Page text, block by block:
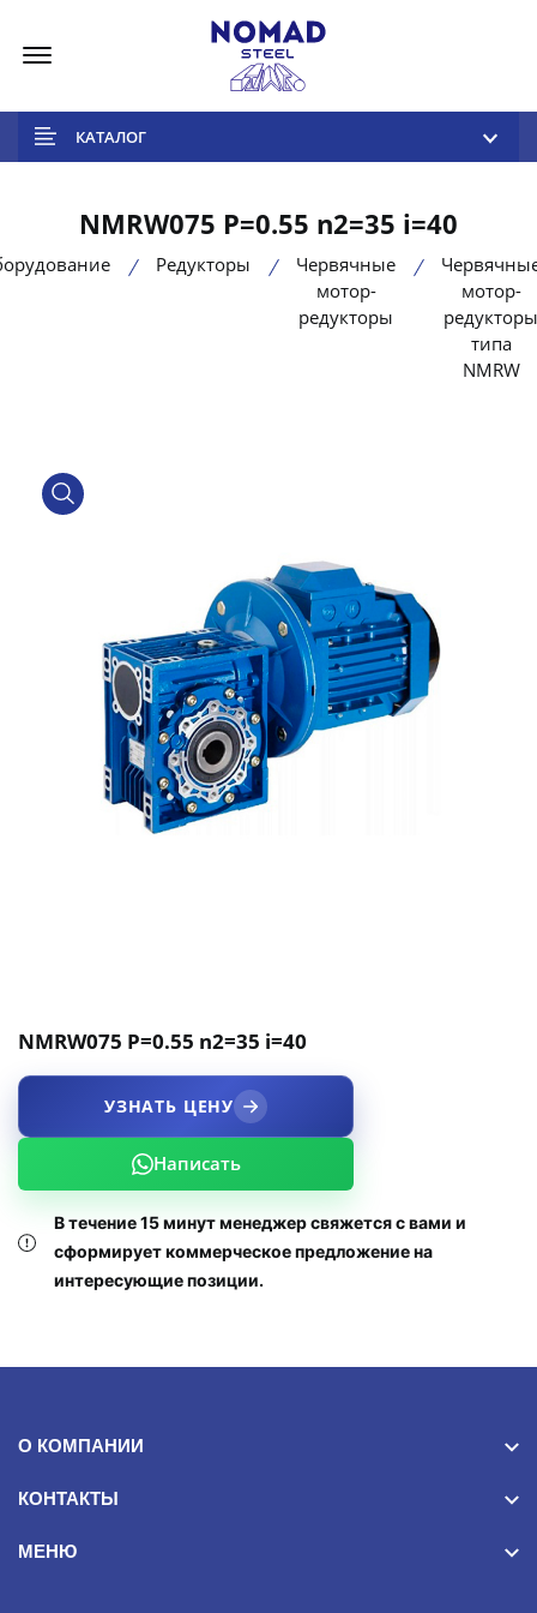
КАТАЛОГ
NMRW075 P=0.55 n2=35 i=40
Редукторы
Червячные
мотор-
редукторы
мотор-
редукторы
типа
NMRW
product view
NMRW075 P=0.55 n2=35 i=40
УЗНАТЬ ЦЕНУ
Написать
В течение 15 минут менеджер свяжется с вами и
сформирует коммерческое предложение на
интересующие позиции.
О КОМПАНИИ
КОНТАКТЫ
МЕНЮ